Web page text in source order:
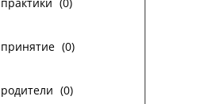
принятие (0)
родители (0)